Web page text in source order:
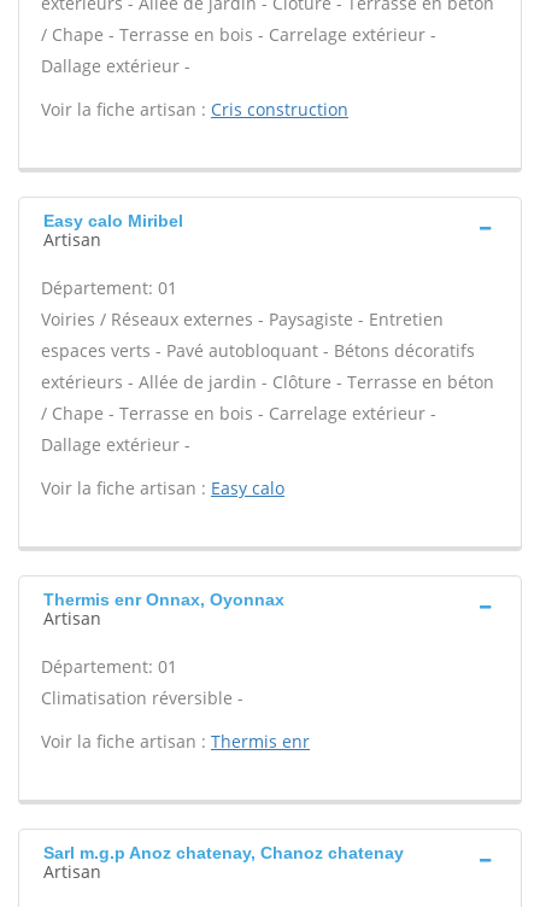
/ Chape - Terrasse en bois - Carrelage extérieur -
Dallage extérieur -
Voir la fiche artisan : Cris construction
Easy calo Miribel
Artisan
Département: 01
Voiries / Réseaux externes - Paysagiste - Entretien
espaces verts - Pavé autobloquant - Bétons décoratifs
extérieurs - Allée de jardin - Clôture - Terrasse en béton
/ Chape - Terrasse en bois - Carrelage extérieur -
Dallage extérieur -
Voir la fiche artisan : Easy calo
Thermis enr Onnax, Oyonnax
Artisan
Département: 01
Climatisation réversible -
Voir la fiche artisan : Thermis enr
Sarl m.g.p Anoz chatenay, Chanoz chatenay
Artisan